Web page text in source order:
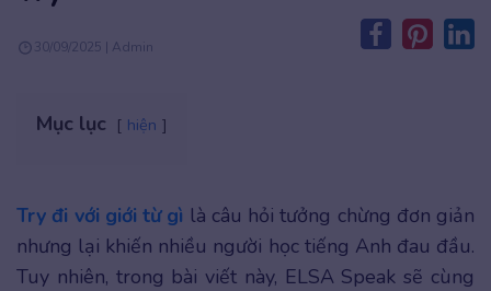
30/09/2025 | Admin
Mục lục hiện
Try đi với giới từ gì là câu hỏi tưởng chừng đơn giản
nhưng lại khiến nhiều người học tiếng Anh đau đầu.
Tuy nhiên, trong bài viết này, ELSA Speak sẽ cùng